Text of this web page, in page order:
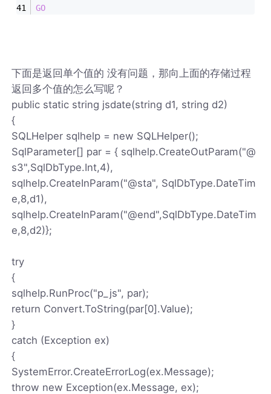
GO
下面是返回单个值的 没有问题，那向上面的存储过程
返回多个值的怎么写呢？
public static string jsdate(string d1, string d2)
{
SQLHelper sqlhelp = new SQLHelper();
SqlParameter[] par = { sqlhelp.CreateOutParam("@
s3",SqlDbType.Int,4),
sqlhelp.CreateInParam("@sta", SqlDbType.DateTim
e,8,d1),
sqlhelp.CreateInParam("@end",SqlDbType.DateTim
e,8,d2)};
try
{
sqlhelp.RunProc("p_js", par);
return Convert.ToString(par[0].Value);
}
catch (Exception ex)
{
SystemError.CreateErrorLog(ex.Message);
throw new Exception(ex.Message, ex);